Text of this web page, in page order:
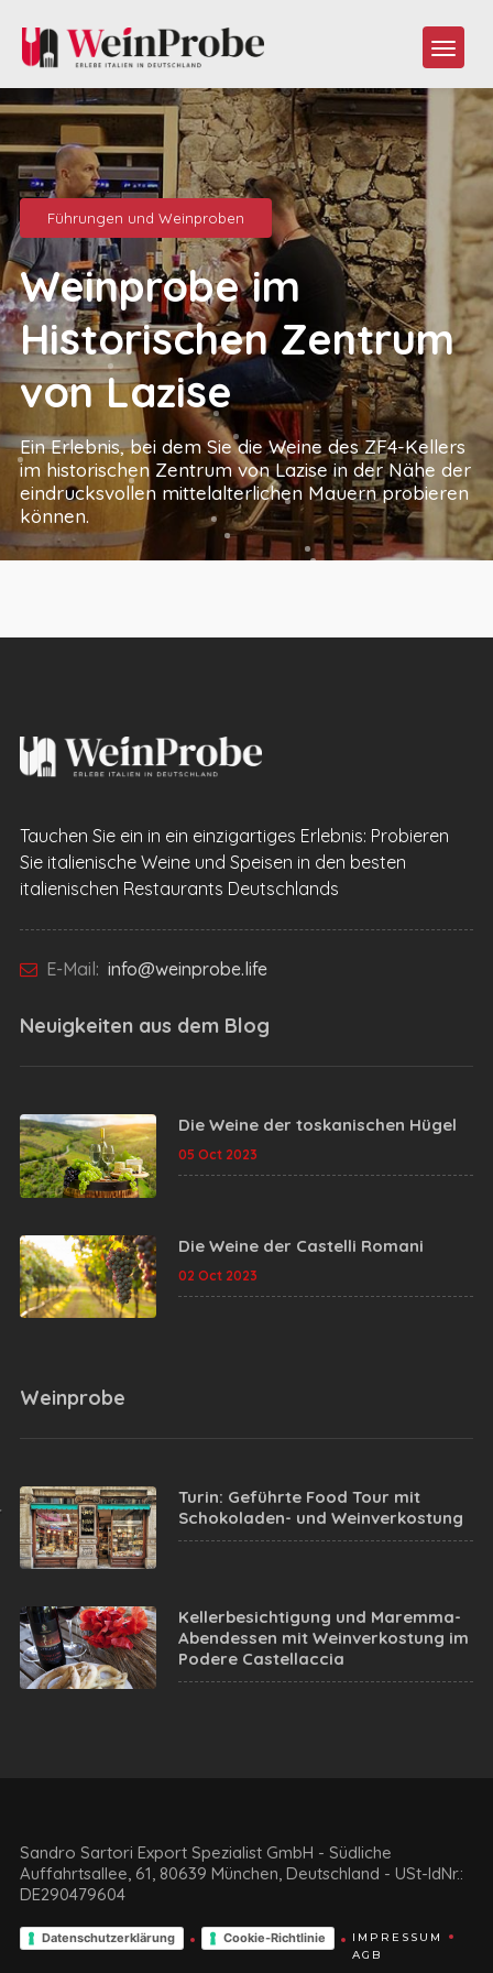
Führungen und Weinproben
Weinprobe im
Historischen Zentrum
von Lazise
Ein Erlebnis, bei dem Sie die Weine des ZF4-Kellers
im historischen Zentrum von Lazise in der Nähe der
eindrucksvollen mittelalterlichen Mauern probieren
können.
Tauchen Sie ein in ein einzigartiges Erlebnis: Probieren
Sie italienische Weine und Speisen in den besten
italienischen Restaurants Deutschlands
E-Mail: info@weinprobe.life
Neuigkeiten aus dem Blog
Die Weine der toskanischen Hügel
05 Oct 2023
Die Weine der Castelli Romani
02 Oct 2023
Weinprobe
Turin: Geführte Food Tour mit
Schokoladen- und Weinverkostung
Kellerbesichtigung und Maremma-
Abendessen mit Weinverkostung im
Podere Castellaccia
Sandro Sartori Export Spezialist GmbH - Südliche
Auffahrtsallee, 61, 80639 München, Deutschland - USt-IdNr.:
DE290479604
Datenschutzerklärung Cookie-Richtlinie
IMPRESSUM
AGB